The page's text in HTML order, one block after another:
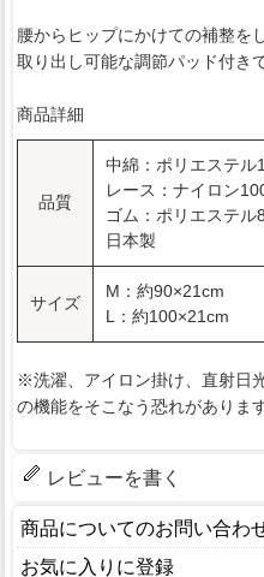
腰からヒップにかけての補整を
取り出し可能な調節パッド付きで
商品詳細
品質
中綿：ポリエステル
レース：ナイロン
ゴム：ポリエステル
日本製
サイズ
M：約90×21cm
L：約100×21cm
※洗濯、アイロン掛け、直射日
の機能をそこなう恐れがあります
レビューを書く
商品についてのお問い合わ
お気に入りに登録